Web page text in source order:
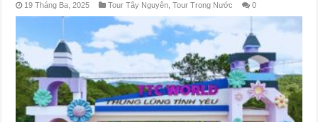
19 Tháng Ba, 2025 Tour Tây Nguyên ,Tour Trong Nước 0